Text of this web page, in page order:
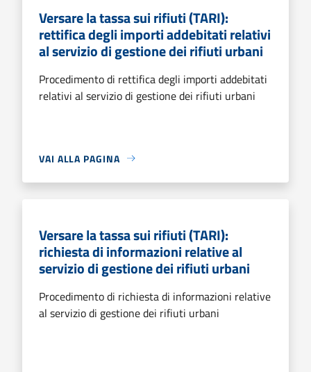
Versare la tassa sui rifiuti (TARI):
rettifica degli importi addebitati relativi
al servizio di gestione dei rifiuti urbani
Procedimento di rettifica degli importi addebitati
relativi al servizio di gestione dei rifiuti urbani
VAI ALLA PAGINA
Versare la tassa sui rifiuti (TARI):
richiesta di informazioni relative al
servizio di gestione dei rifiuti urbani
Procedimento di richiesta di informazioni relative
al servizio di gestione dei rifiuti urbani